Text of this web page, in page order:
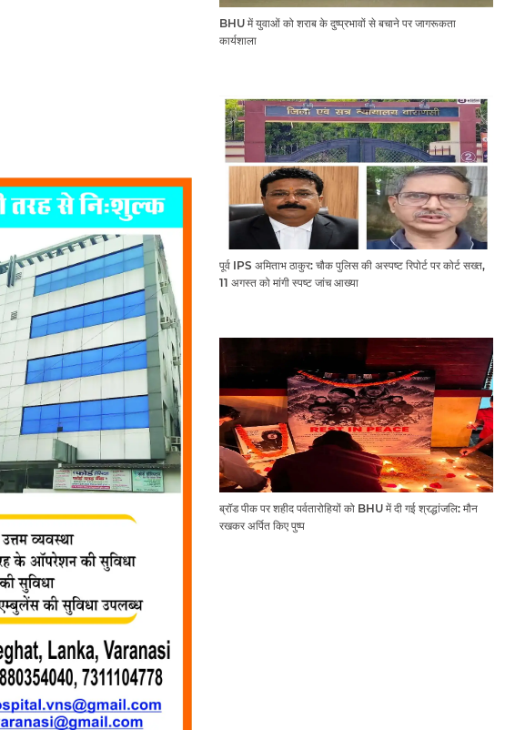
BHU में युवाओं को शराब के दुष्प्रभावों से बचाने पर जागरूकता
कार्यशाला
पूर्व IPS अमिताभ ठाकुर: चौक पुलिस की अस्पष्ट रिपोर्ट पर कोर्ट सख्त,
11 अगस्त को मांगी स्पष्ट जांच आख्या
ब्रॉड पीक पर शहीद पर्वतारोहियों को BHU में दी गई श्रद्धांजलि: मौन
रखकर अर्पित किए पुष्प